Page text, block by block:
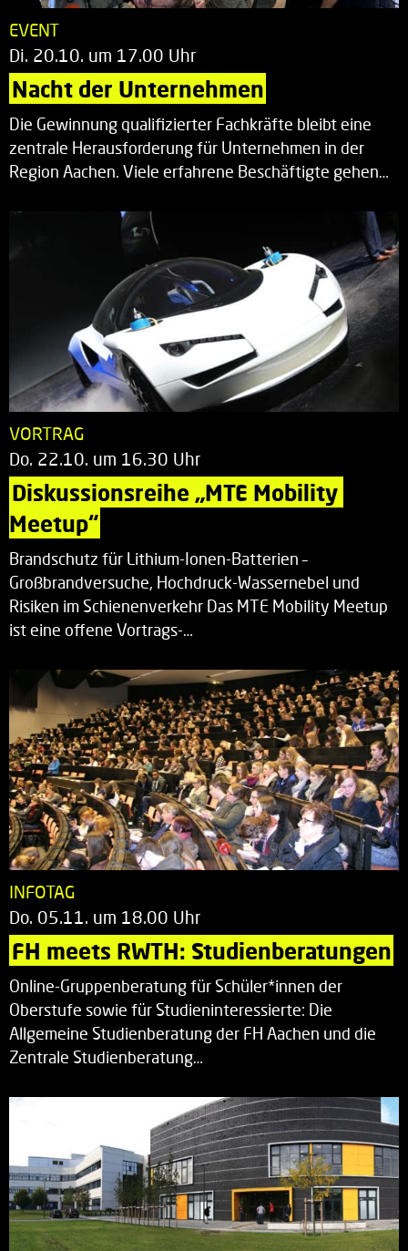
EVENT
Di. 20.10. um 17.00 Uhr
Nacht der Unternehmen
Die Gewinnung qualifizierter Fachkräfte bleibt eine
zentrale Herausforderung für Unternehmen in der
Region Aachen. Viele erfahrene Beschäftigte gehen…
VORTRAG
Do. 22.10. um 16.30 Uhr
Diskussionsreihe „MTE Mobility
Meetup“
Brandschutz für Lithium-Ionen-Batterien –
Großbrandversuche, Hochdruck-Wassernebel und
Risiken im Schienenverkehr Das MTE Mobility Meetup
ist eine offene Vortrags-…
INFOTAG
Do. 05.11. um 18.00 Uhr
FH meets RWTH: Studienberatungen
Online-Gruppenberatung für Schüler*innen der
Oberstufe sowie für Studieninteressierte: Die
Allgemeine Studienberatung der FH Aachen und die
Zentrale Studienberatung…